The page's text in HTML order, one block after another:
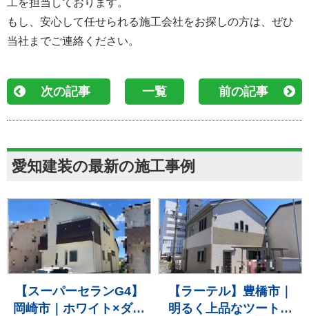
もし、安心して任せられる施工会社をお探しの方は、ぜひ
当社までご連絡ください。
次の記事 一覧 前の記事
愛知建装の最新の施工事例
【スーパーセランG4】
岡崎市｜ホワイト×ダー
【ラーテル】豊橋市｜
明るく上品なツートン